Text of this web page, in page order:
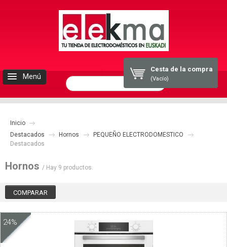
Cesta de la compra
(Vacío)
Menú
INICIO
Inicio
Destacados
Hornos
PEQUEÑO ELECTRODOMESTICO
Destacados
Hornos / Hay 9 productos.
24%